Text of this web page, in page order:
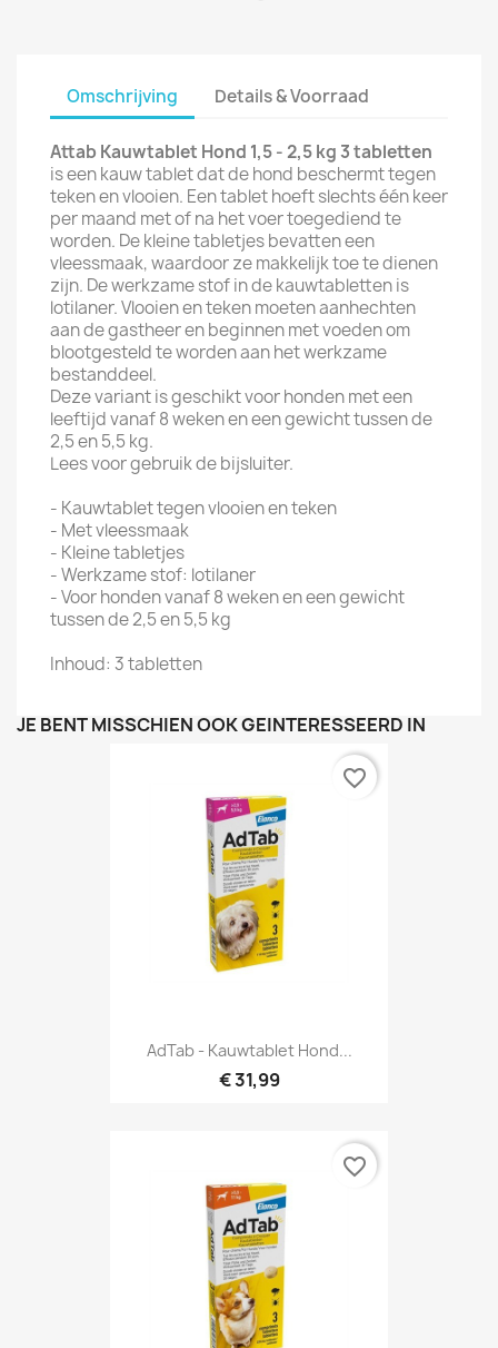
Omschrijving Details & Voorraad
Attab Kauwtablet Hond 1,5 - 2,5 kg 3 tabletten
is een kauw tablet dat de hond beschermt tegen
teken en vlooien. Een tablet hoeft slechts één keer
per maand met of na het voer toegediend te
worden. De kleine tabletjes bevatten een
vleessmaak, waardoor ze makkelijk toe te dienen
zijn. De werkzame stof in de kauwtabletten is
lotilaner. Vlooien en teken moeten aanhechten
aan de gastheer en beginnen met voeden om
blootgesteld te worden aan het werkzame
bestanddeel.
Deze variant is geschikt voor honden met een
leeftijd vanaf 8 weken en een gewicht tussen de
2,5 en 5,5 kg.
Lees voor gebruik de bijsluiter.
- Kauwtablet tegen vlooien en teken
- Met vleessmaak
- Kleine tabletjes
- Werkzame stof: lotilaner
- Voor honden vanaf 8 weken en een gewicht
tussen de 2,5 en 5,5 kg
Inhoud: 3 tabletten
JE BENT MISSCHIEN OOK GEÏNTERESSEERD IN
AdTab - Kauwtablet Hond...
€ 31,99
favorite_border
favorite_border